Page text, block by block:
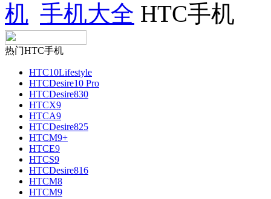
手机大全 HTC手机
热门HTC手机
HTC10Lifestyle
HTCDesire10 Pro
HTCDesire830
HTCX9
HTCA9
HTCDesire825
HTCM9+
HTCE9
HTCS9
HTCDesire816
HTCM8
HTCM9